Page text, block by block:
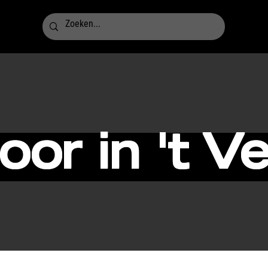
in 't